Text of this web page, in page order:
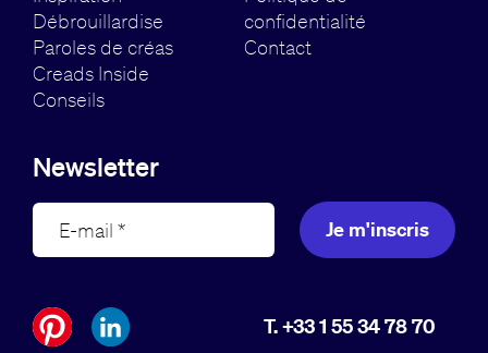
Débrouillardise
Paroles de créas
Creads Inside
Conseils
confidentialité
Contact
Newsletter
Je m'inscris
T. +33 1 55 34 78 70